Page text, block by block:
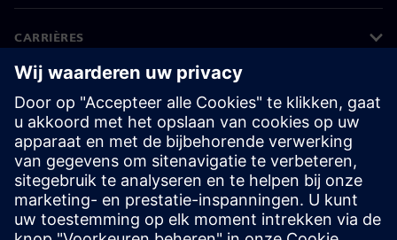
CARRIÈRES
©Siemens 2026
Bedrijfsinformatie
Privacyverklaring
Cookieverklaring